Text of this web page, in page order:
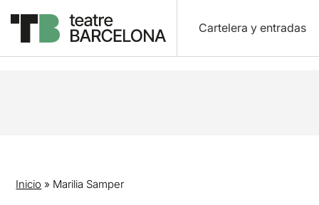
Cartelera y entradas
Inicio » Marilia Samper